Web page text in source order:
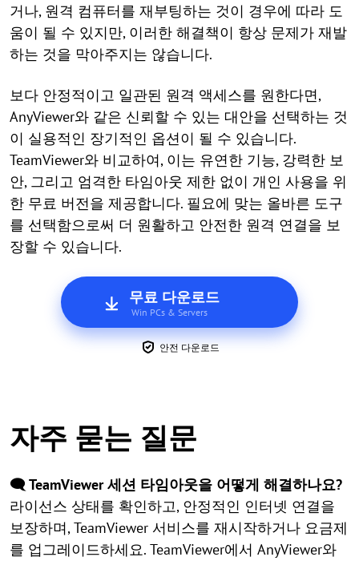
거나, 원격 컴퓨터를 재부팅하는 것이 경우에 따라 도
움이 될 수 있지만, 이러한 해결책이 항상 문제가 재발
하는 것을 막아주지는 않습니다.
보다 안정적이고 일관된 원격 액세스를 원한다면,
AnyViewer와 같은 신뢰할 수 있는 대안을 선택하는 것
이 실용적인 장기적인 옵션이 될 수 있습니다.
TeamViewer와 비교하여, 이는 유연한 기능, 강력한 보
안, 그리고 엄격한 타임아웃 제한 없이 개인 사용을 위
한 무료 버전을 제공합니다. 필요에 맞는 올바른 도구
를 선택함으로써 더 원활하고 안전한 원격 연결을 보
장할 수 있습니다.
무료 다운로드
Win PCs & Servers
안전 다운로드
자주 묻는 질문
🗨️ TeamViewer 세션 타임아웃을 어떻게 해결하나요?
라이선스 상태를 확인하고, 안정적인 인터넷 연결을
보장하며, TeamViewer 서비스를 재시작하거나 요금제
를 업그레이드하세요. TeamViewer에서 AnyViewer와